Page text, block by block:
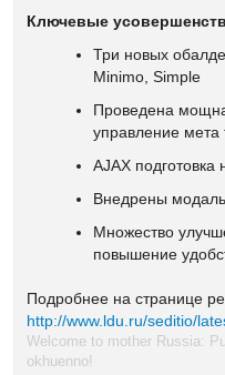
Ключевые
Три новых
Minimo, Simple
Проведена
управление мета
AJAX подготовка
Внедрены
Множество
повышение
Подробнее на странице
http://www.ldu.ru/seditio/
Welcome to mother Russia:
okhuenno!